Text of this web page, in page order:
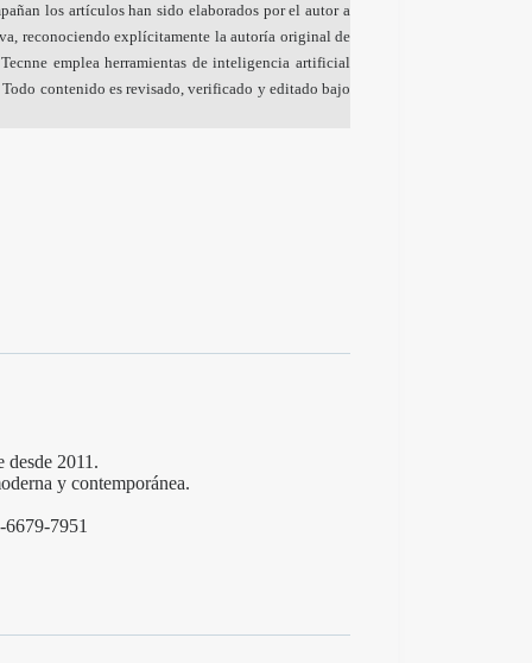
los artículos han sido elaborados por el autor a
reconociendo explícitamente la autoría original de
emplea herramientas de inteligencia artificial
contenido es revisado, verificado y editado bajo
2011.
y contemporánea.
7951